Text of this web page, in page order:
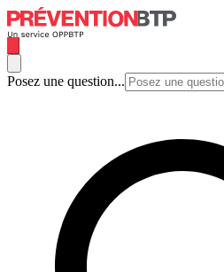
Posez une question...